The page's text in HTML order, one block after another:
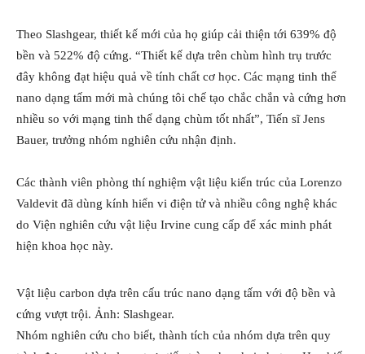
Theo Slashgear, thiết kế mới của họ giúp cải thiện tới 639% độ
bền và 522% độ cứng. “Thiết kế dựa trên chùm hình trụ trước
đây không đạt hiệu quả về tính chất cơ học. Các mạng tinh thể
nano dạng tấm mới mà chúng tôi chế tạo chắc chắn và cứng hơn
nhiều so với mạng tinh thể dạng chùm tốt nhất”, Tiến sĩ Jens
Bauer, trưởng nhóm nghiên cứu nhận định.
Các thành viên phòng thí nghiệm vật liệu kiến trúc của Lorenzo
Valdevit đã dùng kính hiển vi điện tử và nhiều công nghệ khác
do Viện nghiên cứu vật liệu Irvine cung cấp để xác minh phát
hiện khoa học này.
Vật liệu carbon dựa trên cấu trúc nano dạng tấm với độ bền và
cứng vượt trội. Ảnh: Slashgear.
Nhóm nghiên cứu cho biết, thành tích của nhóm dựa trên quy